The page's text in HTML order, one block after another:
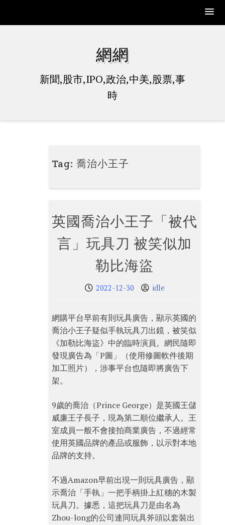
網網
新聞,股市,IPO,政治,中美,股票,事
時
Tag:喬治小王子
英國喬治小王子「被代
言」玩具刀 被笑似加
勒比海盜
2022-12-30 idle
網購平台早前有則玩具廣告，顯示英國的
喬治小王子疑似手執玩具刀出鏡，被笑似
《加勒比海盜》中的臨時演員。網民隨即
發現廣告為「P圖」（使用修圖軟件後期
加工照片），涉事平台也隨即將廣告下
架。
9歲的喬治（Prince George）是英國王儲
威廉王子長子，現為第二順位繼承人。王
室成員一般不會接拍商業廣告，不過經常
使用英國品牌的產品或服飾，以示對本地
品牌的支持。
不過Amazon早前出現一則玩具廣告，顯
示喬治「手執」一把手柄掛上紅穗的木製
玩具刀。據悉，這把玩具刀是由名為
Zhou-long的公司連同玩具斧頭以套裝出